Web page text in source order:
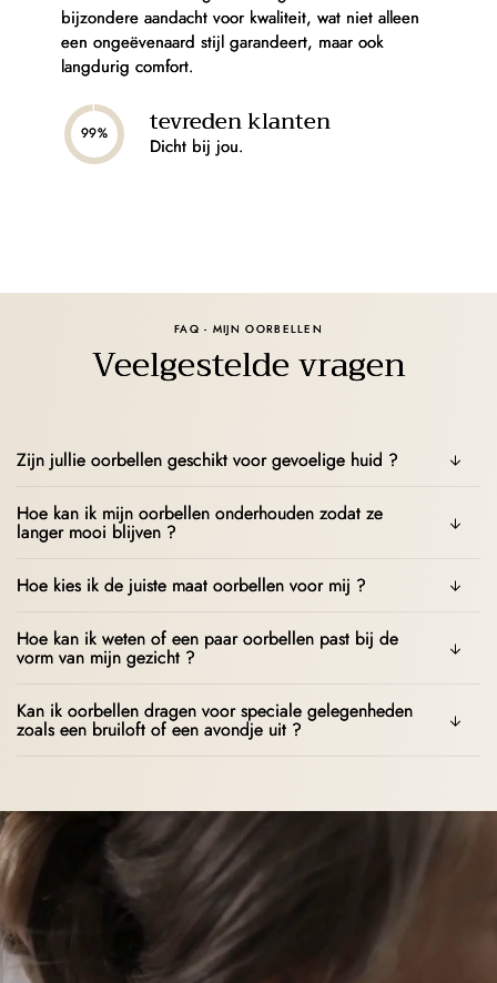
bijzondere aandacht voor kwaliteit, wat niet alleen
een ongeëvenaard stijl garandeert, maar ook
langdurig comfort.
99% tevreden klanten
Dicht bij jou.
FAQ - MIJN OORBELLEN
Veelgestelde vragen
Zijn jullie oorbellen geschikt voor gevoelige huid ?
Hoe kan ik mijn oorbellen onderhouden zodat ze
langer mooi blijven ?
Hoe kies ik de juiste maat oorbellen voor mij ?
Hoe kan ik weten of een paar oorbellen past bij de
vorm van mijn gezicht ?
Kan ik oorbellen dragen voor speciale gelegenheden
zoals een bruiloft of een avondje uit ?